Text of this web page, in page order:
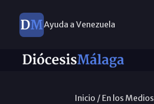
Ayuda a Venezuela
Inicio / En los Medios